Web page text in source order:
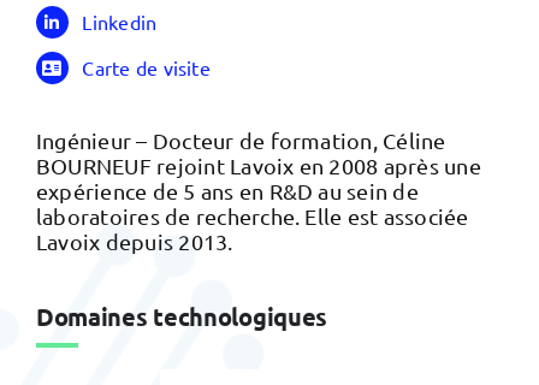
Linkedin
Carte de visite
Ingénieur – Docteur de formation, Céline
BOURNEUF rejoint Lavoix en 2008 après une
expérience de 5 ans en R&D au sein de
laboratoires de recherche. Elle est associée
Lavoix depuis 2013.
Domaines technologiques